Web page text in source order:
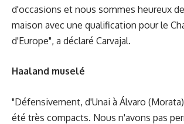
d'occasions et nous sommes heureux
maison avec une qualification pour le
d'Europe", a déclaré Carvajal.
Haaland muselé
"Défensivement, d'Unai à Álvaro
été très compacts. Nous n'avons pas